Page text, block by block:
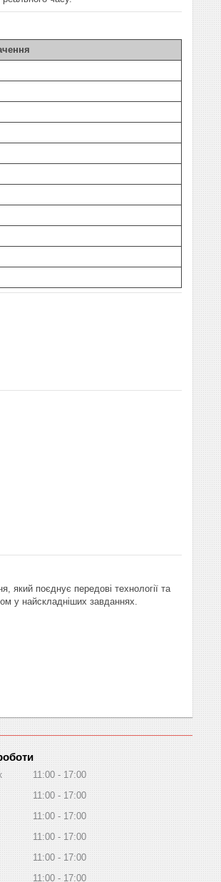
який поєднує передові технології та
у найскладніших завданнях.
11:00
17:00
11:00
17:00
11:00
17:00
11:00
17:00
11:00
17:00
11:00 17:00